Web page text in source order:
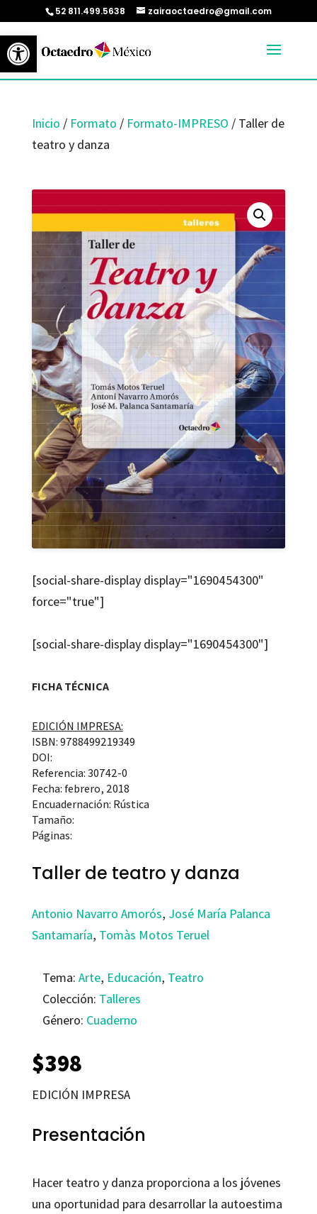
Abrir barra de herramientas
52 811.499.5638 zairaoctaedro@gmail.com
Inicio / Formato / Formato-IMPRESO / Taller de
teatro y danza
[social-share-display display="1690454300"
force="true"]
[social-share-display display="1690454300"]
FICHA TÉCNICA
EDICIÓN IMPRESA:
ISBN: 9788499219349
DOI:
Referencia: 30742-0
Fecha: febrero, 2018
Encuadernación: Rústica
Tamaño:
Páginas:
Taller de teatro y danza
Antonio Navarro Amorós, José María Palanca
Santamaría, Tomàs Motos Teruel
Tema: Arte, Educación, Teatro
Colección: Talleres
Género: Cuaderno
$398
EDICIÓN IMPRESA
Presentación
Hacer teatro y danza proporciona a los jóvenes
una oportunidad para desarrollar la autoestima